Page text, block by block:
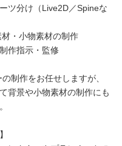
ツ分け（Live2D／Spineな
材・小物素材の制作
作指示・監修
制作をお任せしますが、
背景や小物素材の制作にも